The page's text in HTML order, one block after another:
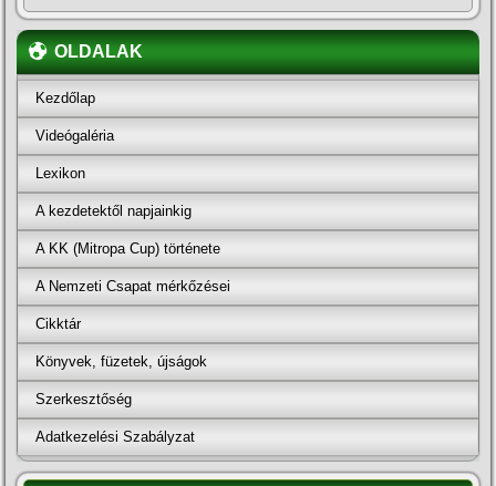
OLDALAK
Kezdőlap
Videógaléria
Lexikon
A kezdetektől napjainkig
A KK (Mitropa Cup) története
A Nemzeti Csapat mérkőzései
Cikktár
Könyvek, füzetek, újságok
Szerkesztőség
Adatkezelési Szabályzat